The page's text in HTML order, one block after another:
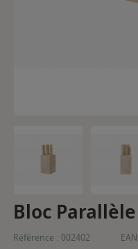
Bloc
Référence : 002402